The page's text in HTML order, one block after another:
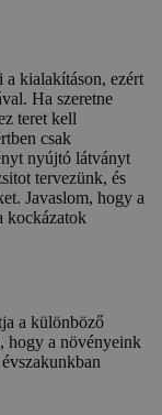
a kialakításon, ezért
Ha szeretne
teret kell
csak
nyújtó látványt
tervezünk, és
Javaslom, hogy a
kockázatok
a különböző
hogy a növényeink